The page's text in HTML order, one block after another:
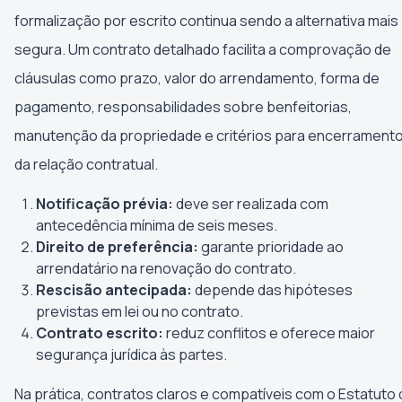
formalização por escrito continua sendo a alternativa mais
segura. Um contrato detalhado facilita a comprovação de
cláusulas como prazo, valor do arrendamento, forma de
pagamento, responsabilidades sobre benfeitorias,
manutenção da propriedade e critérios para
da relação contratual.
Notificação prévia: deve ser realizada com
antecedência mínima de seis meses.
Direito de preferência: garante prioridade ao
arrendatário na renovação do contrato.
Rescisão antecipada: depende das hipóteses
previstas em lei ou no contrato.
Contrato escrito: reduz conflitos e oferece maior
segurança jurídica às partes.
Na prática, contratos claros e compatíveis com o Estatuto